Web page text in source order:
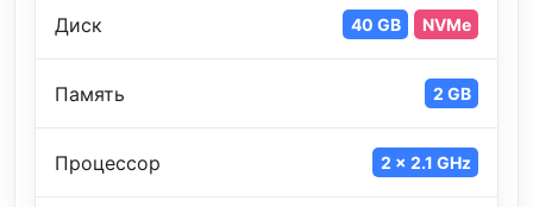
Диск 40 GB NVMe
Память 2 GB
Процессор 2 x 2.1 GHz